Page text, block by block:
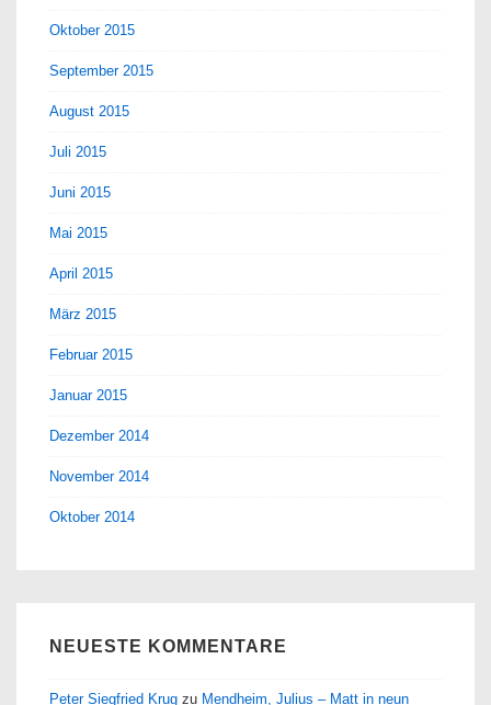
Oktober 2015
September 2015
August 2015
Juli 2015
Juni 2015
Mai 2015
April 2015
März 2015
Februar 2015
Januar 2015
Dezember 2014
November 2014
Oktober 2014
NEUESTE KOMMENTARE
Peter Siegfried Krug zu Mendheim, Julius – Matt in neun